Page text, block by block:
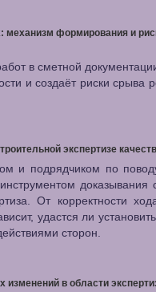
механизм формирования и
в сметной
и создаёт риски срыва
экспертизе
и подрядчиком по
доказывания
От корректности
удастся ли
сторон.
изменений в области